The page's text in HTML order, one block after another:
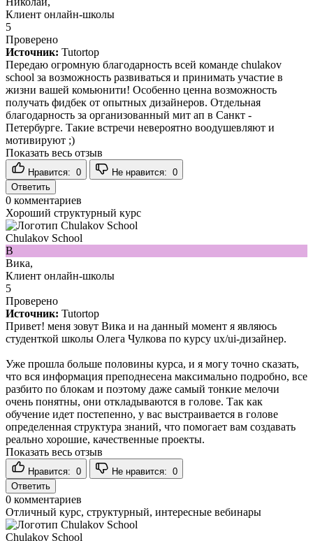
Клиент онлайн-школы
5
Проверено
Источник: Tutortop
Передаю огромную благодарность всей команде chulakov
school за возможность развиваться и принимать участие в
жизни вашей комьюнити! Особенно ценна возможность
получать фидбек от опытных дизайнеров. Отдельная
благодарность за организованный мит ап в Санкт -
Петербурге. Такие встречи невероятно воодушевляют и
мотивируют ;)
Показать весь отзыв
Нравится: 0 Не нравится: 0
Ответить
0 комментариев
Хороший структурный курс
Chulakov School
В
Вика,
Клиент онлайн-школы
5
Проверено
Источник: Tutortop
Привет! меня зовут Вика и на данный момент я являюсь
студенткой школы Олега Чулкова по курсу ux/ui-дизайнер.
Уже прошла больше половины курса, и я могу точно сказать,
что вся информация преподнесена максимально подробно, все
разбито по блокам и поэтому даже самый тонкие мелочи
очень понятны, они откладываются в голове. Так как
обучение идет постепенно, у вас выстраивается в голове
определенная структура знаний, что помогает вам создавать
реально хорошие, качественные проекты.
Показать весь отзыв
Нравится: 0 Не нравится: 0
Ответить
0 комментариев
Отличный курс, структурный, интересные вебинары
Chulakov School